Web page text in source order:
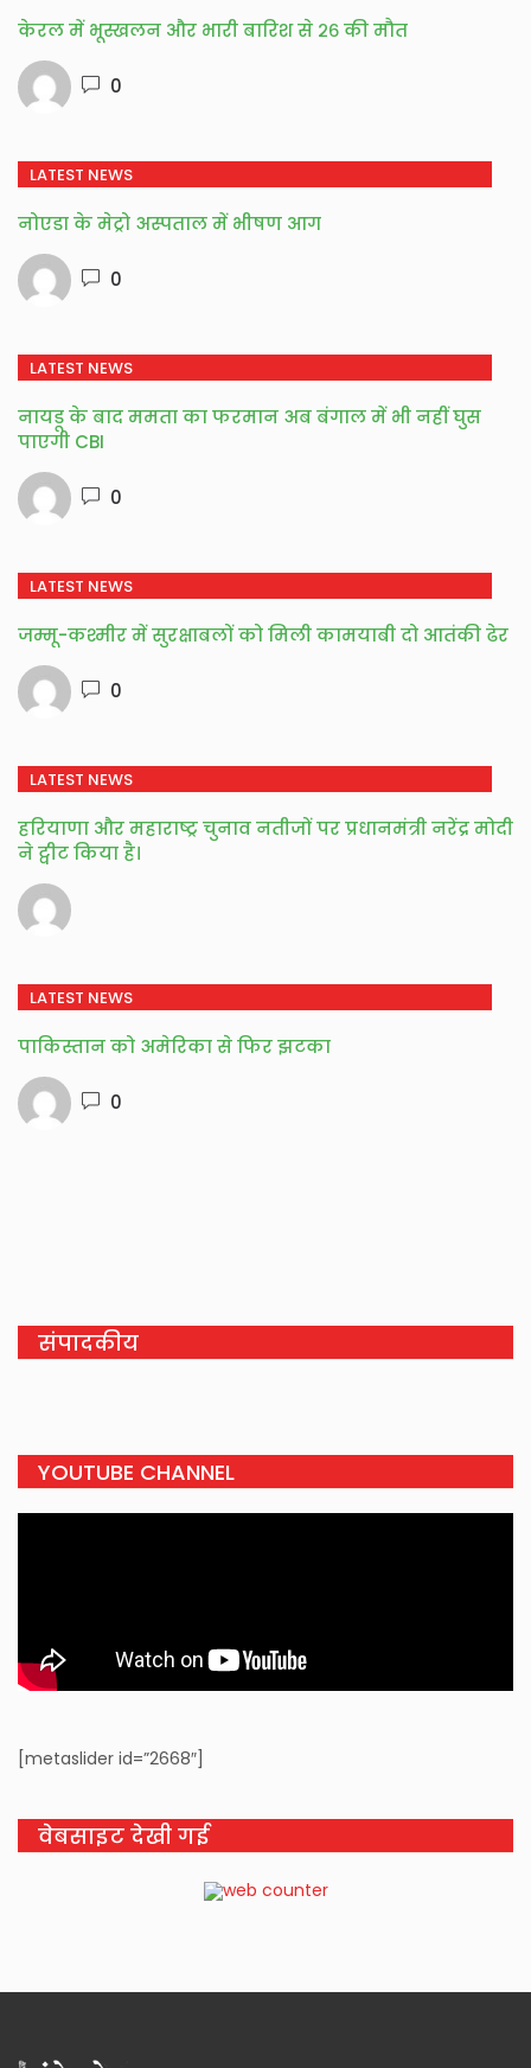
केरल में भूस्खलन और भारी बारिश से २६ की मौत
0
LATEST NEWS
नोएडा के मेट्रो अस्पताल में भीषण आग
0
LATEST NEWS
नायडू के बाद ममता का फरमान अब बंगाल में भी नहीं घुस
पाएगी CBI
0
LATEST NEWS
जम्मू-कश्मीर में सुरक्षाबलों को मिली कामयाबी दो आतंकी ढेर
0
LATEST NEWS
हरियाणा और महाराष्ट्र चुनाव नतीजों पर प्रधानमंत्री नरेंद्र मोदी
ने ट्वीट किया है।
LATEST NEWS
पाकिस्तान को अमेरिका से फिर झटका
0
संपादकीय
YOUTUBE CHANNEL
[metaslider id=”2668″]
वेबसाइट देखी गई